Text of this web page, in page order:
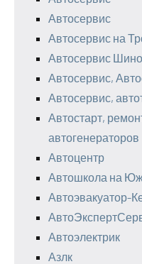
Автосервис
Автосервис на
Автосервис
Автосервис,
Автосервис,
Автостарт,
автогенераторов
Автоцентр
Автошкола на
Автоэвакуатор-
Автоэлектрик
Азлк